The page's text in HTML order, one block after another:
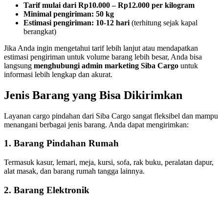
Tarif mulai dari Rp10.000 – Rp12.000 per kilogram
Minimal pengiriman: 50 kg
Estimasi pengiriman: 10-12 hari (terhitung sejak kapal
berangkat)
Jika Anda ingin mengetahui tarif lebih lanjut atau mendapatkan
estimasi pengiriman untuk volume barang lebih besar, Anda bisa
langsung menghubungi admin marketing Siba Cargo untuk
informasi lebih lengkap dan akurat.
Jenis Barang yang Bisa Dikirimkan
Layanan cargo pindahan dari Siba Cargo sangat fleksibel dan mampu
menangani berbagai jenis barang. Anda dapat mengirimkan:
1. Barang Pindahan Rumah
Termasuk kasur, lemari, meja, kursi, sofa, rak buku, peralatan dapur,
alat masak, dan barang rumah tangga lainnya.
2. Barang Elektronik